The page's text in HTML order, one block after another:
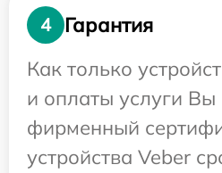
4
Гарантия
Как только
и оплаты услуги Вы
фирменный
устройства Veber